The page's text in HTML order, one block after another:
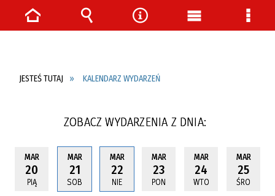
JESTEŚ TUTAJ KALENDARZ WYDARZEŃ
ZOBACZ WYDARZENIA Z DNIA:
MAR
20
PIĄ
MAR
21
SOB
MAR
22
NIE
MAR
23
PON
MAR
24
WTO
MAR
25
ŚRO
Strona
WyszukiwarkaNarzędziaMenu
Menu